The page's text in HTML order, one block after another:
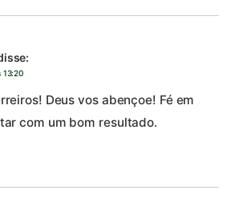
13:20
Deus vos abençoe! Fé em
com um bom resultado.